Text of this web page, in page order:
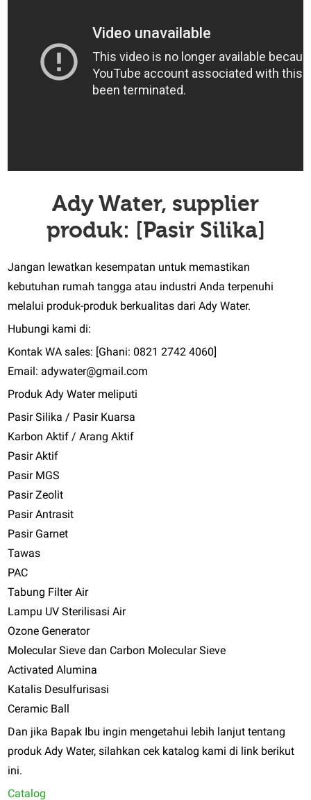
Ady Water, supplier
produk: [Pasir Silika]
Jangan lewatkan kesempatan untuk memastikan
kebutuhan rumah tangga atau industri Anda terpenuhi
melalui produk-produk berkualitas dari Ady Water.
Hubungi kami di:
Kontak WA sales: [Ghani: 0821 2742 4060]
Email: adywater@gmail.com
Produk Ady Water meliputi
Pasir Silika / Pasir Kuarsa
Karbon Aktif / Arang Aktif
Pasir Aktif
Pasir MGS
Pasir Zeolit
Pasir Antrasit
Pasir Garnet
Tawas
PAC
Tabung Filter Air
Lampu UV Sterilisasi Air
Ozone Generator
Molecular Sieve dan Carbon Molecular Sieve
Activated Alumina
Katalis Desulfurisasi
Ceramic Ball
Dan jika Bapak Ibu ingin mengetahui lebih lanjut tentang
produk Ady Water, silahkan cek katalog kami di link berikut
ini.
Catalog